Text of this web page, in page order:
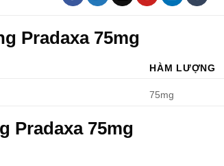
Pradaxa 75mg
HÀM LƯỢNG
75mg
Pradaxa 75mg